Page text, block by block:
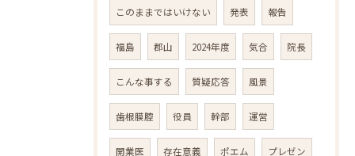
このままではいけない 発表 報告
福島 郡山 2024年度 気合 院長
こんな事する 質疑応答 風景
歯根膜腔 役員 幹部 運営
開業医 存在意義 ポエム プレゼン